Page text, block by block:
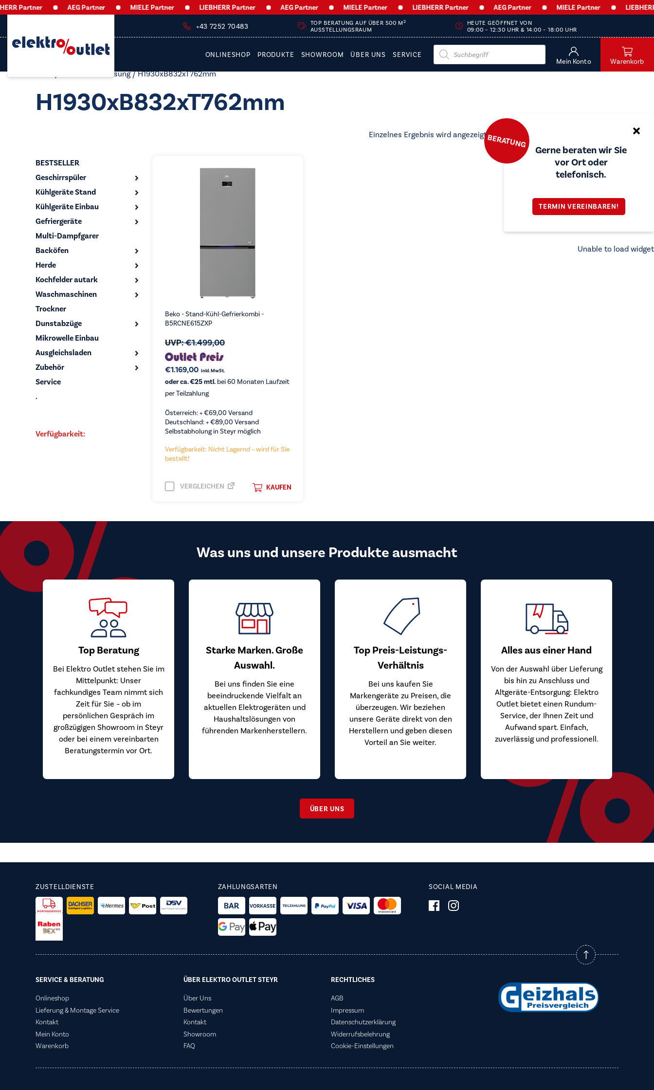
Partner AEG Partner MIELE Partner LIEBHERR Partner AEG Partner MIELE Partner LIEBHERR Partner AEG Partner MIELE Partner LIEBHERR
+43 7252 70483 TOP BERATUNG AUF ÜBER 500 M 2
AUSSTELLUNGSRAUM
HEUTE GEÖFFNET VON
09:00 – 12:30 UHR & 14:00 – 18:00 UHR
ONLINESHOP PRODUKTE SHOWROOM ÜBER UNS SERVICE
Products
search
Mein Konto Warenkorb
BERATUNG
Gerne beraten wir Sie
vor Ort oder
telefonisch.
TERMIN VEREINBAREN!
/ Produkt Abmessung / H1930xB832xT762mm
H1930xB832xT762mm
Einzelnes Ergebnis wird angezeigt
BESTSELLER
Geschirrspüler
Kühlgeräte Stand
Kühlgeräte Einbau
Gefriergeräte
Multi-Dampfgarer
Backöfen
Herde
Kochfelder autark
Waschmaschinen
Trockner
Dunstabzüge
Mikrowelle Einbau
Ausgleichsladen
Zubehör
Service
.
Verfügbarkeit:
Beko - Stand-Kühl-Gefrierkombi -
B5RCNE615ZXP
UVP:€1.499,00
€1.169,00 inkl. MwSt.
oder ca. €25 mtl. bei 60 Monaten Laufzeit
per Teilzahlung
Österreich: +€69,00 Versand
Deutschland: +€89,00 Versand
Selbstabholung in Steyr möglich
Verfügbarkeit: Nicht Lagernd – wird für Sie
bestellt!
KAUFEN
VERGLEICHEN
Was uns und unsere Produkte ausmacht
Top Beratung
Bei Elektro Outlet stehen Sie im
Mittelpunkt: Unser
fachkundiges Team nimmt sich
Zeit für Sie – ob im
persönlichen Gespräch im
großzügigen Showroom in Steyr
oder bei einem vereinbarten
Beratungstermin vor Ort.
Starke Marken. Große
Auswahl.
Bei uns finden Sie eine
beeindruckende Vielfalt an
aktuellen Elektrogeräten und
Haushaltslösungen von
führenden Markenherstellern.
Top Preis-Leistungs-
Verhältnis
Bei uns kaufen Sie
Markengeräte zu Preisen, die
überzeugen. Wir beziehen
unsere Geräte direkt von den
Herstellern und geben diesen
Vorteil an Sie weiter.
Alles aus einer Hand
Von der Auswahl über Lieferung
bis hin zu Anschluss und
Altgeräte-Entsorgung: Elektro
Outlet bietet einen Rundum-
Service, der Ihnen Zeit und
Aufwand spart. Einfach,
zuverlässig und professionell.
ÜBER UNS
ZUSTELLDIENSTE ZAHLUNGSARTEN SOCIAL MEDIA
SERVICE & BERATUNG
Onlineshop
Lieferung & Montage Service
Kontakt
Mein Konto
Warenkorb
ÜBER ELEKTRO OUTLET STEYR
Über Uns
Bewertungen
Kontakt
Showroom
FAQ
RECHTLICHES
AGB
Impressum
Datenschutzerklärung
Widerrufsbelehrung
Cookie-Einstellungen
Unable to load widget